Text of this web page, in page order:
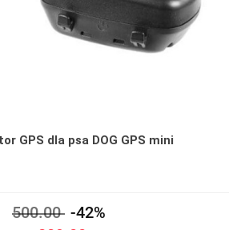
GPS dla psa DOG GPS mini
500.00 -42%